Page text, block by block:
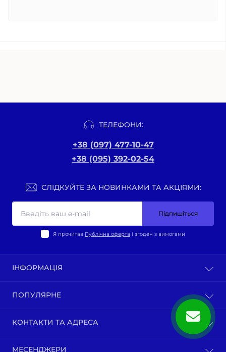
ТЕЛЕФОНИ:
+38 (097) 477-10-47
+38 (095) 392-02-54
СЛІДКУЙТЕ ЗА НОВИНКАМИ ТА АКЦІЯМИ:
Підпишіться
Я прочитав Публічна оферта і згоден з вимогами
ІНФОРМАЦІЯ
Політика конфіденційності
Про нас
Карта сайту
ПОПУЛЯРНЕ
Запчастини по моделям мотоциклів
КОНТАКТИ ТА АДРЕСА
МЕСЕНДЖЕРИ